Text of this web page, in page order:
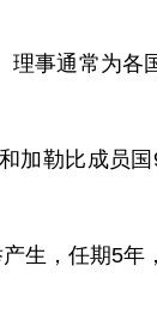
事通常为各
加勒比成员
生，任期5年